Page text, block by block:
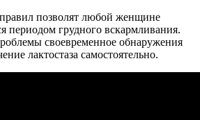
позволят любой женщине
периодом грудного вскармливания.
своевременное обнаружения
лактостаза самостоятельно.